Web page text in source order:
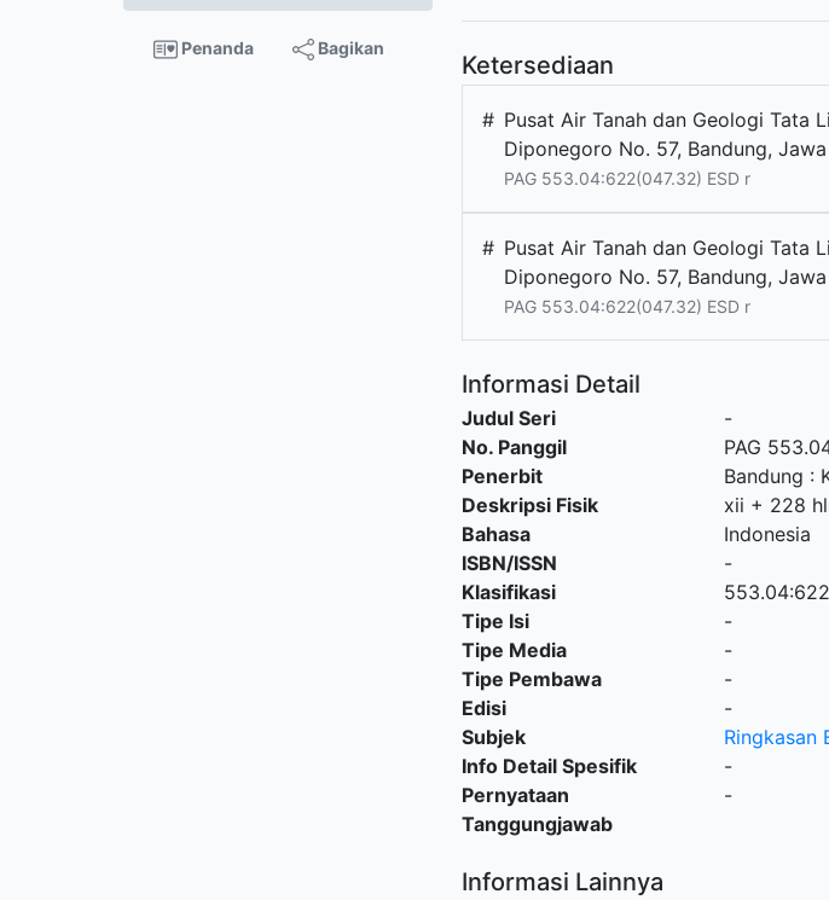
Penanda Bagikan
Ketersediaan
# Pusat Air Tanah dan Geologi Tata
Diponegoro No. 57, Bandung,
PAG 553.04:622(047.32) ESD r
# Pusat Air Tanah dan Geologi Tata
Diponegoro No. 57, Bandung,
PAG 553.04:622(047.32) ESD r
Informasi Detail
Judul Seri
-
No. Panggil
PAG
Penerbit
Bandung :
Deskripsi Fisik
xii + 228
Bahasa
Indonesia
ISBN/ISSN
-
Klasifikasi
Tipe Isi
-
Tipe Media
-
Tipe Pembawa
-
Edisi
-
Subjek
Ringkasan
Info Detail Spesifik
-
Pernyataan
Tanggungjawab
-
Informasi Lainnya